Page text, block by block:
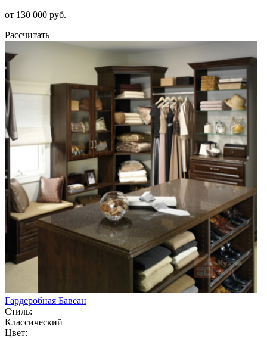
от 130 000 руб.
Рассчитать
Гардеробная Бавеан
Стиль:
Классический
Цвет: